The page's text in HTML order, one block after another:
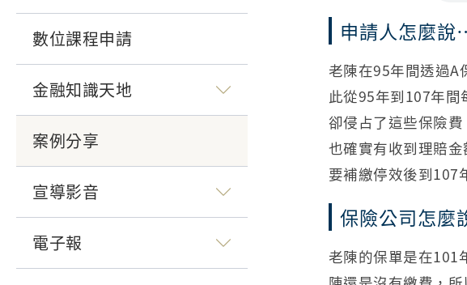
數位課程申請
金融知識天地
案例分享
宣導影音
電子報
申請人怎麼
老陳在95年間透過A
此從95年到107年
卻侵占了這些保險
也確實有收到理賠
要補繳停效後到107
保險公司怎麼
老陳的保單是在101